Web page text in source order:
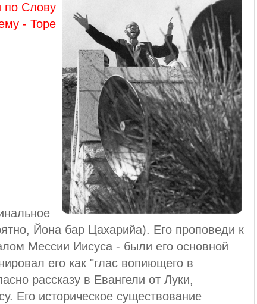
по Слову
- Торе
Йона бар Цахарийа). Его проповеди к
Мессии Иисуса - были его основной
его как "глас вопиющего в
рассказу в Евангели от Луки,
Его историческое существование